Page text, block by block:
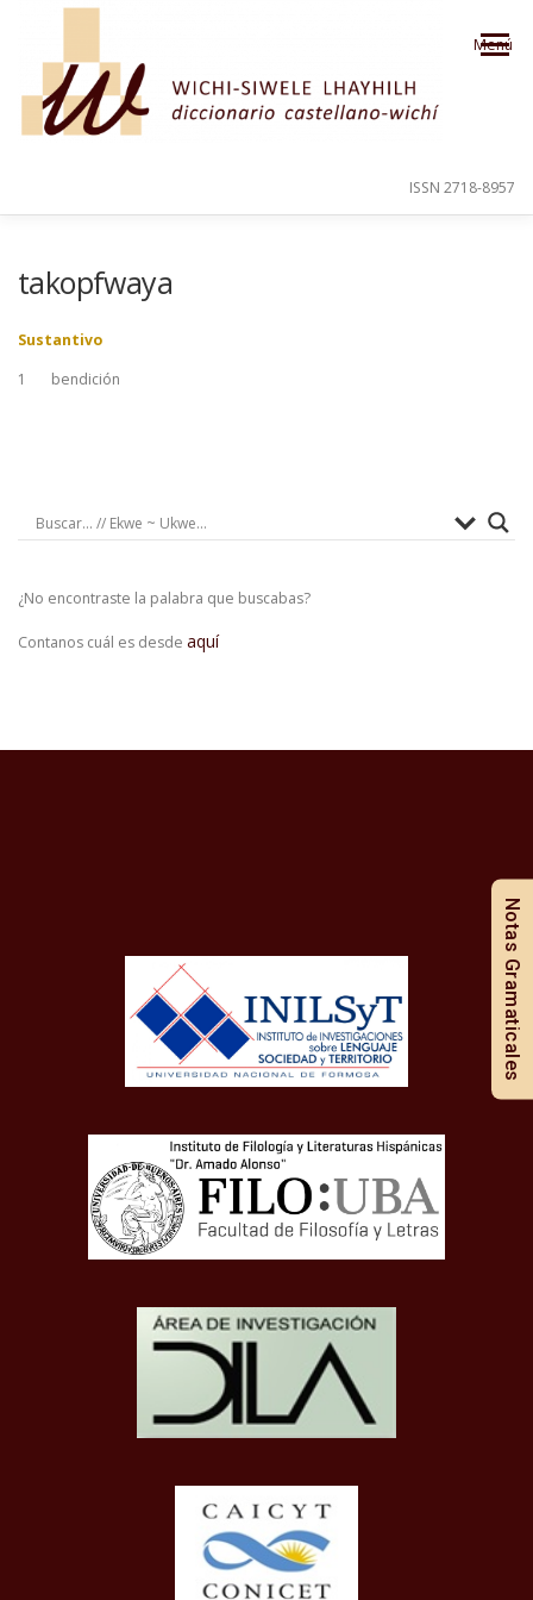
Saltar al contenido
Menú
ORDEN ALFABÉTICO
ISSN 2718-8957
takopfwaya
Sustantivo
1
bendición
¿No encontraste la palabra que buscabas?
Contanos cuál es desde aquí
Notas Gramaticales